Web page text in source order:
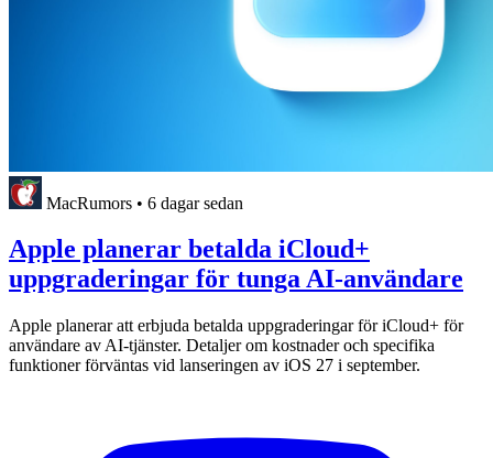
MacRumors • 6 dagar sedan
Apple planerar betalda iCloud+
uppgraderingar för tunga AI-användare
Apple planerar att erbjuda betalda uppgraderingar för iCloud+ för
användare av AI-tjänster. Detaljer om kostnader och specifika
funktioner förväntas vid lanseringen av iOS 27 i september.